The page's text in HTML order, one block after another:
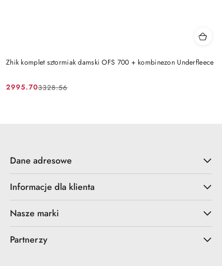
Zhik komplet sztormiak damski OFS 700 + kombinezon Underfleece
Cena
2995.70
Cena
3328.56
Dane adresowe
Informacje dla klienta
Nasze marki
Partnerzy